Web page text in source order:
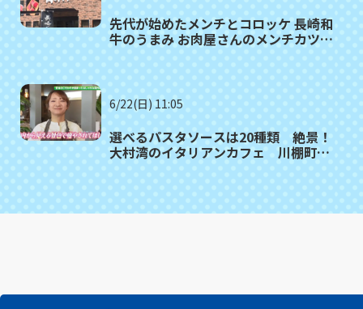
先代が始めたメンチとコロッケ 長崎和
牛のうまみ お肉屋さんのメンチカツ
6/22(日) 11:05
選べるパスタソースは20種類 絶景！
大村湾のイタリアンカフェ 川棚町